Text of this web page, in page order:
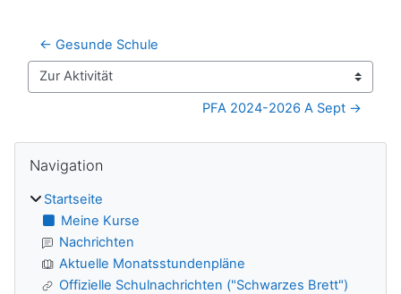
← Gesunde Schule
Zur Aktivität
PFA 2024-2026 A Sept →
Blöcke
Navigation
Startseite
Meine Kurse
Nachrichten
Aktuelle Monatsstundenpläne
Offizielle Schulnachrichten ("Schwarzes Brett")